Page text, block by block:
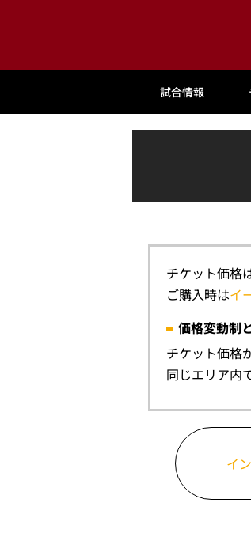
試合情報
チケット価格
ご購入時はイ
価格変動制
チケット価格
同じエリア内
イ